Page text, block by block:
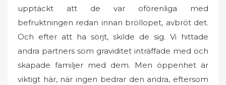
upptäckt att de var oförenliga med
befruktningen redan innan bröllopet, avbröt det.
Och efter att ha sörjt, skilde de sig. Vi hittade
andra partners som graviditet inträffade med och
skapade familjer med dem. Men öppenhet är
viktigt här, när ingen bedrar den andra, eftersom